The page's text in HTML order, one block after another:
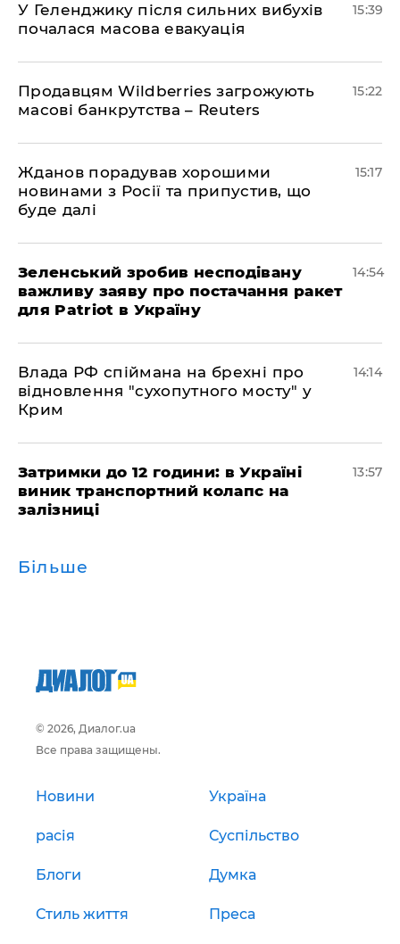
У Геленджику після сильних вибухів
почалася масова евакуація
15:39
Продавцям Wildberries загрожують
масові банкрутства – Reuters
15:22
Жданов порадував хорошими
новинами з Росії та припустив, що
буде далі
15:17
Зеленський зробив несподівану
важливу заяву про постачання ракет
для Patriot в Україну
14:54
Влада РФ спіймана на брехні про
відновлення "сухопутного мосту" у
Крим
14:14
Затримки до 12 години: в Україні
виник транспортний колапс на
залізниці
13:57
Більше
© 2026, Диалог.ua
Все права защищены.
Новини Україна
расія Суспільство
Блоги Думка
Стиль життя Преса